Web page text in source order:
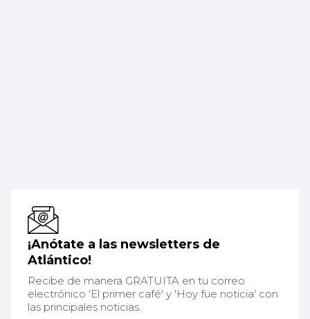
¡Anótate a las newsletters de
Atlántico!
Recibe de manera GRATUITA en tu correo
electrónico 'El primer café' y 'Hoy fue noticia' con
las principales noticias.